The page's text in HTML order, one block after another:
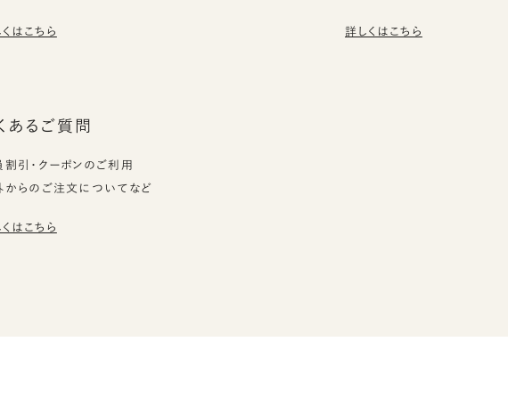
はこちら 詳しくはこちら
あるご質問
割引・クーポンのご利用
からのご注文についてなど
はこちら